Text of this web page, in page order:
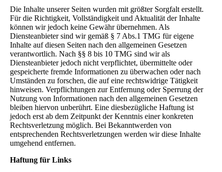
Die Inhalte unserer Seiten wurden mit größter Sorgfalt erstellt.
Für die Richtigkeit, Vollständigkeit und Aktualität der Inhalte
können wir jedoch keine Gewähr übernehmen. Als
Diensteanbieter sind wir gemäß § 7 Abs.1 TMG für eigene
Inhalte auf diesen Seiten nach den allgemeinen Gesetzen
verantwortlich. Nach §§ 8 bis 10 TMG sind wir als
Diensteanbieter jedoch nicht verpflichtet, übermittelte oder
gespeicherte fremde Informationen zu überwachen oder nach
Umständen zu forschen, die auf eine rechtswidrige Tätigkeit
hinweisen. Verpflichtungen zur Entfernung oder Sperrung der
Nutzung von Informationen nach den allgemeinen Gesetzen
bleiben hiervon unberührt. Eine diesbezügliche Haftung ist
jedoch erst ab dem Zeitpunkt der Kenntnis einer konkreten
Rechtsverletzung möglich. Bei Bekanntwerden von
entsprechenden Rechtsverletzungen werden wir diese Inhalte
umgehend entfernen.
Haftung für Links